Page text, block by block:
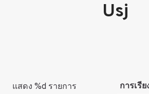
Usj
แสดง %d รายการ